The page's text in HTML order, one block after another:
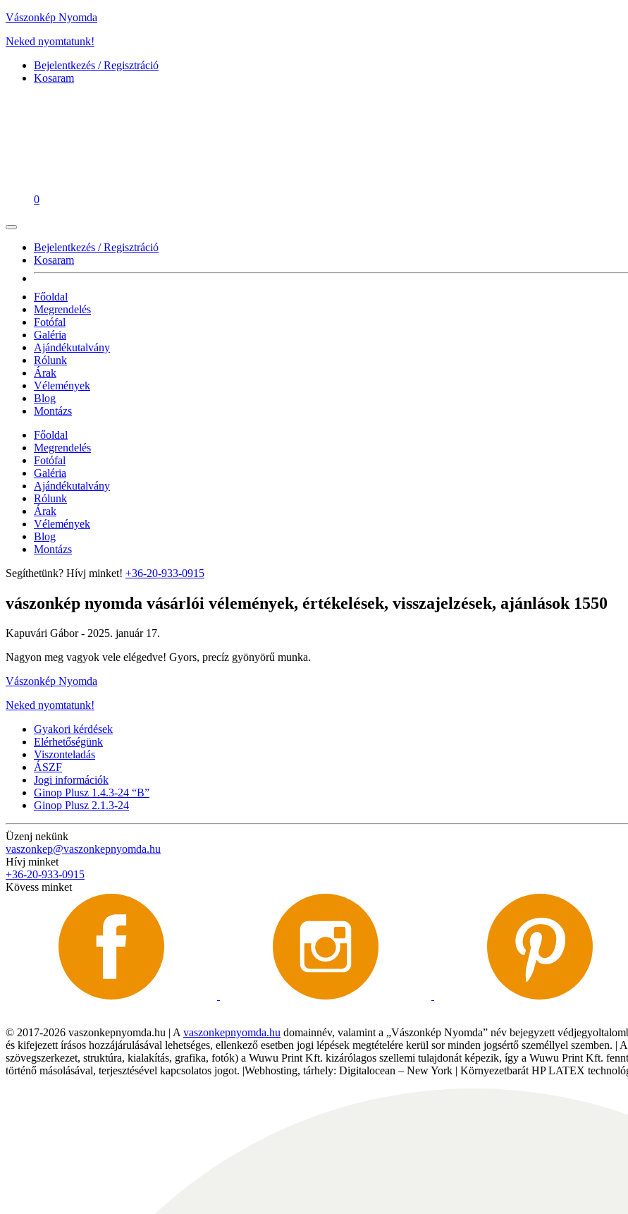
Vászonkép Nyomda
Neked nyomtatunk!
Bejelentkezés / Regisztráció
Kosaram
0
Bejelentkezés / Regisztráció
Kosaram
Főoldal
Megrendelés
Fotófal
Galéria
Ajándékutalvány
Rólunk
Árak
Vélemények
Blog
Montázs
Főoldal
Megrendelés
Fotófal
Galéria
Ajándékutalvány
Rólunk
Árak
Vélemények
Blog
Montázs
Segíthetünk? Hívj minket! +36-20-933-0915
vászonkép nyomda vásárlói vélemények, értékelések, visszajelzések, ajánlások 1550
Kapuvári Gábor - 2025. január 17.
Nagyon meg vagyok vele elégedve! Gyors, precíz gyönyörű munka.
Vászonkép Nyomda
Neked nyomtatunk!
Gyakori kérdések
Elérhetőségünk
Viszonteladás
ÁSZF
Jogi információk
Ginop Plusz 1.4.3-24 “B”
Ginop Plusz 2.1.3-24
Üzenj nekünk
vaszonkep@vaszonkepnyomda.hu
Hívj minket
+36-20-933-0915
Kövess minket
© 2017-2026 vaszonkepnyomda.hu | A vaszonkepnyomda.hu domainnév, valamint a „Vászonkép Nyomda” név bejegyzett
és kifejezett írásos hozzájárulásával lehetséges, ellenkező esetben jogi lépések megtételére kerül sor minden jogsértő személlyel szemben. | A
szövegszerkezet, struktúra, kialakítás, grafika, fotók) a Wuwu Print Kft. kizárólagos szellemi tulajdonát képezik, így a Wuwu Print Kft.
történő másolásával, terjesztésével kapcsolatos jogot. |Webhosting, tárhely: Digitalocean – New York | Környezetbarát HP LATEX